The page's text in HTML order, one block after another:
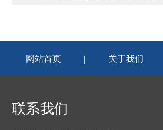
网站首页 | 关于我们
联系我们